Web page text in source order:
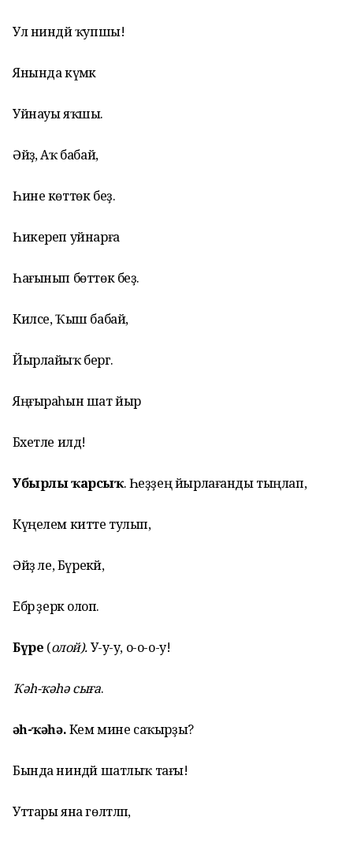
Ул ниндәй ҡупшы!
Янында күмәк
Уйнауы яҡшы.
Әйҙә, Аҡ бабай,
Һине көттөк беҙ.
Һикереп уйнарға
Һағынып бөттөк беҙ.
Килсе, Ҡыш бабай,
Йырлайыҡ бергә.
Яңғыраһын шат йыр
Бәхетле илдә!
Убырлы ҡарсыҡ. Һеҙҙең йырлағанды тыңлап,
Күңелем китте тулып,
Әйҙә әле, Бүрекәй,
Ебәр әҙерәк олоп.
Бүре (олой).У-у-у, о-о-о-у!
Ҡәһ-ҡәһә сыға.
Ҡәһ-ҡәһә.Кем мине саҡырҙы?
Бында ниндәй шатлыҡ тағы!
Уттары яна гөлтләп,